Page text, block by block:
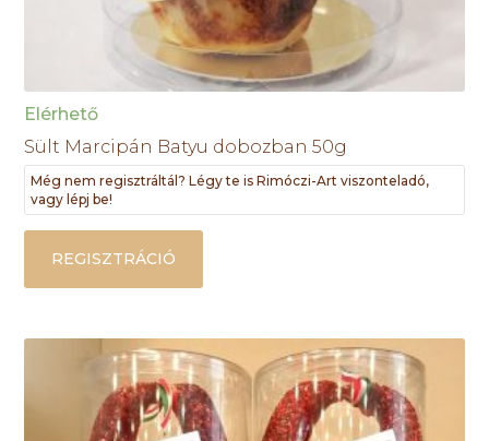
Elérhető
Sült Marcipán Batyu dobozban 50g
Még nem regisztráltál? Légy te is Rimóczi-Art viszonteladó,
vagy lépj be!
REGISZTRÁCIÓ